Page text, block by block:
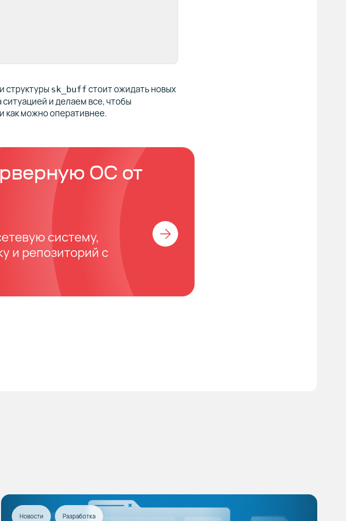
структуры sk_buff стоит ожидать новых
и делаем все, чтобы
как можно оперативнее.
ОС от
систему,
и репозиторий с
Новости Разработка